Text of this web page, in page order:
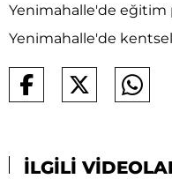
Yenimahalle'de eğitim
Yenimahalle'de
İLGİLİ